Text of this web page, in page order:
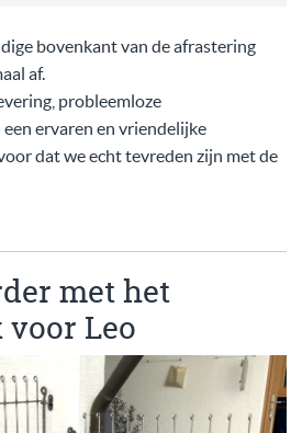
bovenkant van de afrastering
af.
probleemloze
ervaren en vriendelijke
dat we echt tevreden zijn met de
met het
Leo